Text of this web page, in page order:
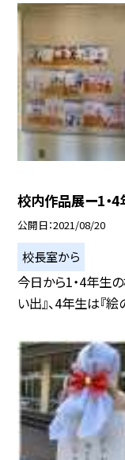
校内作品展ー1・4
公開日 2021/08/20
校長室から
今日から1・4年生
い出』、4年生は『